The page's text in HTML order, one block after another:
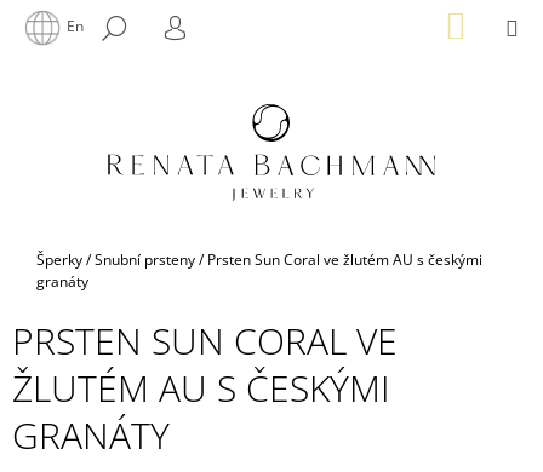
Přejít
HLEDAT
PŘIHLÁŠENÍ KOŠÍK
En
Domů
Šperky/Snubní prsteny/ Prsten Sun Coral ve žlutém AU s českými
granáty
PRSTEN SUN CORAL VE
ŽLUTÉM AU S ČESKÝMI
GRANÁTY
T
Ř
E
B
U
J
E